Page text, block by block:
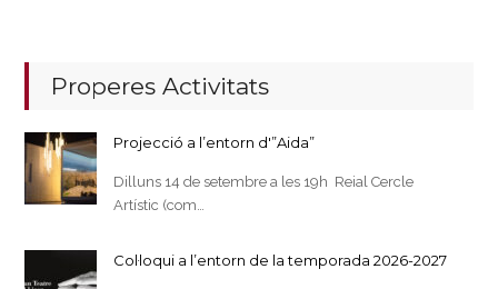
Properes Activitats
Projecció a l’entorn d'”Aida”
Dilluns 14 de setembre a les 19h Reial Cercle
Artístic (com…
Col·loqui a l’entorn de la temporada 2026-2027